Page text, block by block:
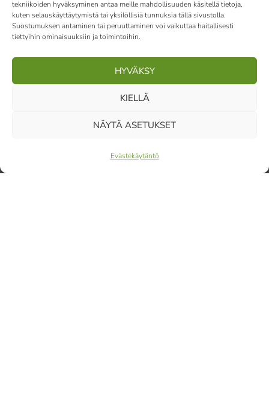
tekniikoiden hyväksyminen antaa meille mahdollisuuden käsitellä tietoja,
kuten selauskäyttäytymistä tai yksilöllisiä tunnuksia tällä sivustolla.
Suostumuksen antaminen tai peruuttaminen voi vaikuttaa haitallisesti
tiettyihin ominaisuuksiin ja toimintoihin.
HYVÄKSY
KIELLÄ
NÄYTÄ ASETUKSET
Evästekäytäntö
TOAS Kauppi, Tampere